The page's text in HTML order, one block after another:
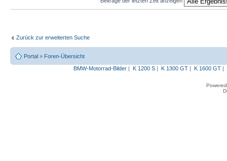
Zurück zur erweiterten Suche
Portal » Foren-Übersicht
BMW-Motorrad-Bilder| K 1200 S| K 1300 GT| K 1600 GT|